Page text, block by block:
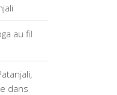
au fil
dans